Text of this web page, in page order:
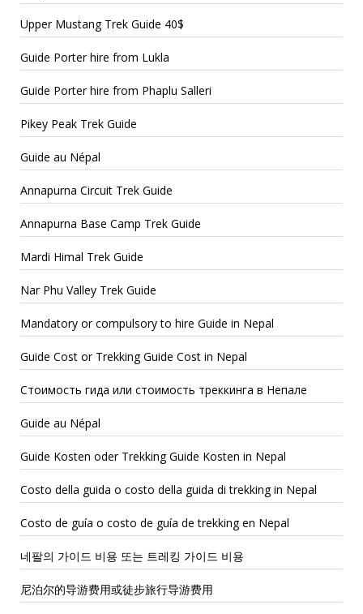
Upper Mustang Trek Guide 40$
Guide Porter hire from Lukla
Guide Porter hire from Phaplu Salleri
Pikey Peak Trek Guide
Guide au Népal
Annapurna Circuit Trek Guide
Annapurna Base Camp Trek Guide
Mardi Himal Trek Guide
Nar Phu Valley Trek Guide
Mandatory or compulsory to hire Guide in Nepal
Guide Cost or Trekking Guide Cost in Nepal
Стоимость гида или стоимость треккинга в Непале
Guide au Népal
Guide Kosten oder Trekking Guide Kosten in Nepal
Costo della guida o costo della guida di trekking in Nepal
Costo de guía o costo de guía de trekking en Nepal
네팔의 가이드 비용 또는 트레킹 가이드 비용
尼泊尔的导游费用或徒步旅行导游费用